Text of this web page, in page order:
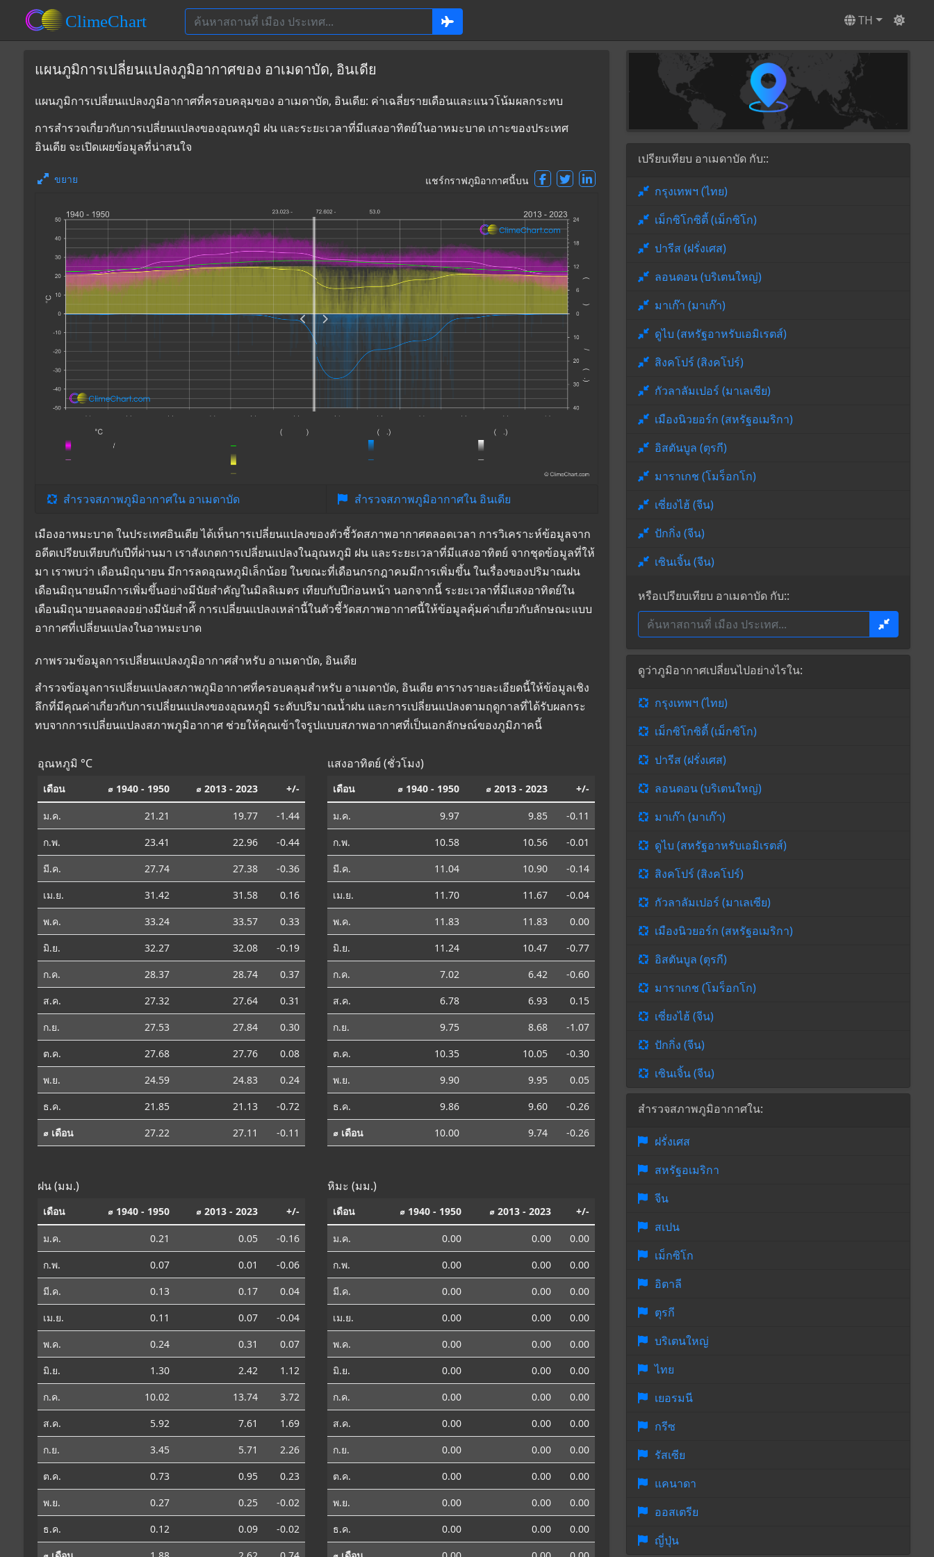
TH
แผนภูมิการเปลี่ยนแปลงภูมิอากาศของ อาเมดาบัด, อินเดีย
แผนภูมิการเปลี่ยนแปลงภูมิอากาศที่ครอบคลุมของ อาเมดาบัด, อินเดีย: ค่าเฉลี่ยรายเดือนและแนวโน้มผลกระทบ
การสำรวจเกี่ยวกับการเปลี่ยนแปลงของอุณหภูมิ ฝน และระยะเวลาที่มีแสงอาทิตย์ในอาหมะบาด เกาะของประเทศ
อินเดีย จะเปิดเผยข้อมูลที่น่าสนใจ
ขยาย แชร์กราฟภูมิอากาศนี้บน
สำรวจสภาพภูมิอากาศใน อาเมดาบัด สำรวจสภาพภูมิอากาศใน อินเดีย
เมืองอาหมะบาด ในประเทศอินเดีย ได้เห็นการเปลี่ยนแปลงของตัวชี้วัดสภาพอากาศตลอดเวลา การวิเคราะห์ข้อมูลจาก
อดีตเปรียบเทียบกับปีที่ผ่านมา เราสังเกตการเปลี่ยนแปลงในอุณหภูมิ ฝน และระยะเวลาที่มีแสงอาทิตย์ จากชุดข้อมูลที่ให้
มา เราพบว่า เดือนมิถุนายน มีการลดอุณหภูมิเล็กน้อย ในขณะที่เดือนกรกฎาคมมีการเพิ่มขึ้น ในเรื่องของปริมาณฝน
เดือนมิถุนายนมีการเพิ่มขึ้นอย่างมีนัยสำคัญในมิลลิเมตร เทียบกับปีก่อนหน้า นอกจากนี้ ระยะเวลาที่มีแสงอาทิตย์ใน
เดือนมิถุนายนลดลงอย่างมีนัยสำคัึ การเปลี่ยนแปลงเหล่านี้ในตัวชี้วัดสภาพอากาศนี้ให้ข้อมูลคุ้มค่าเกี่ยวกับลักษณะแบบ
อากาศที่เปลี่ยนแปลงในอาหมะบาด
ภาพรวมข้อมูลการเปลี่ยนแปลงภูมิอากาศสำหรับ อาเมดาบัด, อินเดีย
สำรวจข้อมูลการเปลี่ยนแปลงสภาพภูมิอากาศที่ครอบคลุมสำหรับ อาเมดาบัด, อินเดีย ตารางรายละเอียดนี้ให้ข้อมูลเชิง
ลึกที่มีคุณค่าเกี่ยวกับการเปลี่ยนแปลงของอุณหภูมิ ระดับปริมาณน้ำฝน และการเปลี่ยนแปลงตามฤดูกาลที่ได้รับผลกระ
ทบจากการเปลี่ยนแปลงสภาพภูมิอากาศ ช่วยให้คุณเข้าใจรูปแบบสภาพอากาศที่เป็นเอกลักษณ์ของภูมิภาคนี้
อุณหภูมิ °C
เดือน ⌀ 1940 - 1950 ⌀ 2013 - 2023 +/-
ม.ค. 21.21 19.77
-1.44
ก.พ.
23.41 22.96
-0.44
มี.ค.
27.74 27.38
-0.36
เม.ย.
31.42 31.58
0.16
พ.ค.
33.24 33.57
0.33
มิ.ย.
32.27 32.08
-0.19
ก.ค.
28.37 28.74
0.37
ส.ค.
27.32 27.64
0.31
ก.ย.
27.53 27.84
0.30
ต.ค.
27.68 27.76
0.08
พ.ย.
24.59 24.83
0.24
ธ.ค.
21.85 21.13
-0.72
⌀ เดือน
27.22 27.11 -0.11
แสงอาทิตย์ (ชั่วโมง)
เดือน ⌀ 1940 - 1950 ⌀ 2013 - 2023 +/-
ม.ค. 9.97 9.85
-0.11
ก.พ.
10.58 10.56
-0.01
มี.ค.
11.04 10.90
-0.14
เม.ย.
11.70 11.67
-0.04
พ.ค.
11.83 11.83
0.00
มิ.ย.
11.24 10.47
-0.77
ก.ค.
7.02 6.42
-0.60
ส.ค.
6.78 6.93
0.15
ก.ย.
9.75 8.68
-1.07
ต.ค.
10.35 10.05
-0.30
พ.ย.
9.90 9.95
0.05
ธ.ค.
9.86 9.60
-0.26
⌀ เดือน
10.00 9.74 -0.26
ฝน (มม.)
เดือน ⌀ 1940 - 1950 ⌀ 2013 - 2023 +/-
ม.ค. 0.21 0.05
-0.16
ก.พ.
0.07 0.01
-0.06
มี.ค.
0.13 0.17
0.04
เม.ย.
0.11 0.07
-0.04
พ.ค.
0.24 0.31
0.07
มิ.ย.
1.30 2.42
1.12
ก.ค.
10.02 13.74
3.72
ส.ค.
5.92 7.61
1.69
ก.ย.
3.45 5.71
2.26
ต.ค.
0.73 0.95
0.23
พ.ย.
0.27 0.25
-0.02
ธ.ค.
0.12 0.09
-0.02
หิมะ (มม.)
เดือน ⌀ 1940 - 1950 ⌀ 2013 - 2023 +/-
ม.ค. 0.00 0.00
0.00
ก.พ.
0.00 0.00
0.00
มี.ค.
0.00 0.00
0.00
เม.ย.
0.00 0.00
0.00
พ.ค.
0.00 0.00
0.00
มิ.ย.
0.00 0.00
0.00
ก.ค.
0.00 0.00
0.00
ส.ค.
0.00 0.00
0.00
ก.ย.
0.00 0.00
0.00
ต.ค.
0.00 0.00
0.00
พ.ย.
0.00 0.00
0.00
ธ.ค.
0.00 0.00
0.00
เปรียบเทียบ อาเมดาบัด กับ::
กรุงเทพฯ (ไทย)
เม็กซิโกซิตี้ (เม็กซิโก)
ปารีส (ฝรั่งเศส)
ลอนดอน (บริเตนใหญ่)
มาเก๊า (มาเก๊า)
ดูไบ (สหรัฐอาหรับเอมิเรตส์)
สิงคโปร์ (สิงคโปร์)
กัวลาลัมเปอร์ (มาเลเซีย)
เมืองนิวยอร์ก (สหรัฐอเมริกา)
อิสตันบูล (ตุรกี)
มาราเกช (โมร็อกโก)
เซี่ยงไฮ้ (จีน)
ปักกิ่ง (จีน)
เซินเจิ้น (จีน)
หรือเปรียบเทียบ อาเมดาบัด กับ::
ดูว่าภูมิอากาศเปลี่ยนไปอย่างไรใน:
กรุงเทพฯ (ไทย)
เม็กซิโกซิตี้ (เม็กซิโก)
ปารีส (ฝรั่งเศส)
ลอนดอน (บริเตนใหญ่)
มาเก๊า (มาเก๊า)
ดูไบ (สหรัฐอาหรับเอมิเรตส์)
สิงคโปร์ (สิงคโปร์)
กัวลาลัมเปอร์ (มาเลเซีย)
เมืองนิวยอร์ก (สหรัฐอเมริกา)
อิสตันบูล (ตุรกี)
มาราเกช (โมร็อกโก)
เซี่ยงไฮ้ (จีน)
ปักกิ่ง (จีน)
เซินเจิ้น (จีน)
สำรวจสภาพภูมิอากาศใน:
ฝรั่งเศส
สหรัฐอเมริกา
จีน
สเปน
เม็กซิโก
อิตาลี
ตุรกี
บริเตนใหญ่
ไทย
เยอรมนี
กรีซ
รัสเซีย
แคนาดา
ออสเตรีย
ญี่ปุ่น